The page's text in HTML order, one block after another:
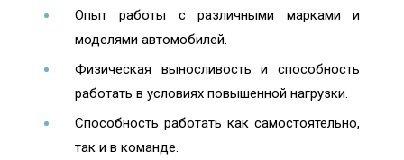
Опыт работы с различными марками и
моделями автомобилей.
Физическая выносливость и способность
работать в условиях повышенной нагрузки.
Способность работать как самостоятельно,
так и в команде.